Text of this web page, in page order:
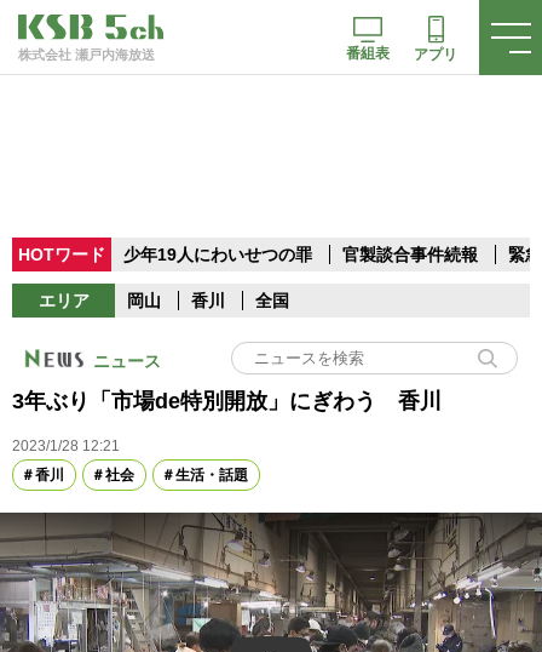
株式会社 瀬戸内海放送 番組表 アプリ
HOTワード 少年19人にわいせつの罪 官製談合事件続報 緊
エリア 岡山 香川 全国
ニュース
3年ぶり「市場de特別開放」にぎわう 香川
2023/1/28 12:21
香川
社会 生活・話題